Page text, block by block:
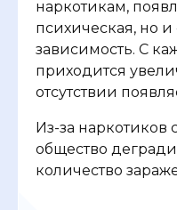
наркотикам,
психическая, но
зависимость. С
приходится
отсутствии
Из-за наркотиков
общество
количество